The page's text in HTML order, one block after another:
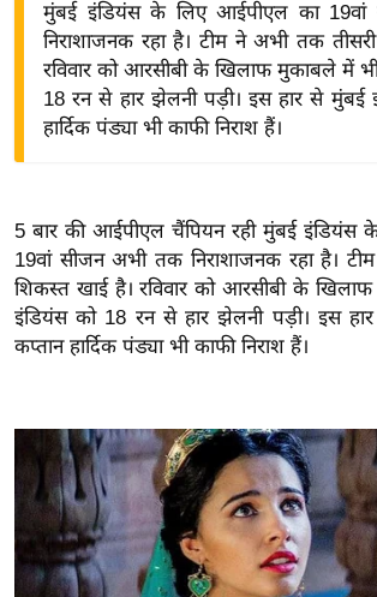
द्यो
वि
शे
ष
ज्ञ
रा
खे
ल
क्रि
मुंबई इंडियंस के लिए आईपीएल का
निराशाजनक रहा है। टीम ने अभी तक
रविवार को आरसीबी के खिलाफ मुकाबले में
18 रन से हार झेलनी पड़ी। इस हार से मुंबई
हार्दिक पंड्या भी काफी निराश हैं।
5 बार की आईपीएल चैंपियन रही मुंबई इंडियंस
19वां सीजन अभी तक निराशाजनक रहा है।
शिकस्त खाई है। रविवार को आरसीबी के
इंडियंस को 18 रन से हार झेलनी पड़ी। इस
कप्तान हार्दिक पंड्या भी काफी निराश हैं।